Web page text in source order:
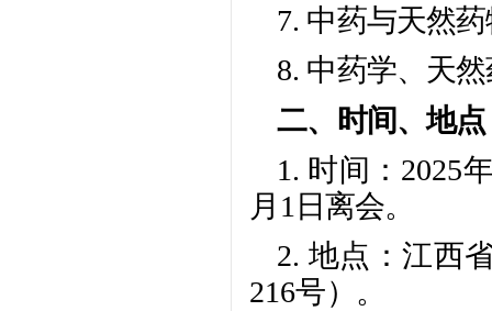
7. 中药与天然
8. 中药学、天
二、时间、地点
1. 时间：2025
月1日离会。
2. 地点：江西
216号）。